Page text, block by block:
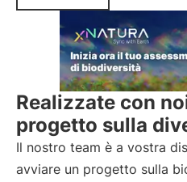
Realizzate con
progetto sulla
Il nostro team è a vostra
avviare un progetto sulla